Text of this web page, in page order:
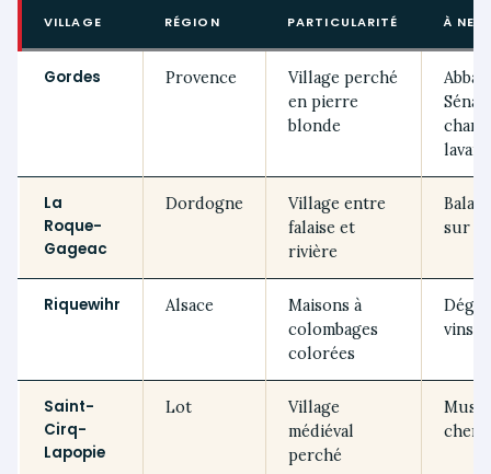
VILLAGE RÉGION PARTICULARITÉ À NE
Gordes Provence
Village perché
en pierre
blonde
La
Roque-
Gageac
Dordogne
Village entre
falaise et
rivière
sur
Riquewihr Alsace
Maisons à
colombages
colorées
vins
Saint-
Cirq-
Lapopie
Lot
Village
médiéval
perché